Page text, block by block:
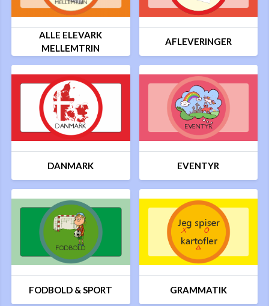
ALLE ELEVARK
MELLEMTRIN
AFLEVERINGER
DANMARK EVENTYR
FODBOLD & SPORT GRAMMATIK